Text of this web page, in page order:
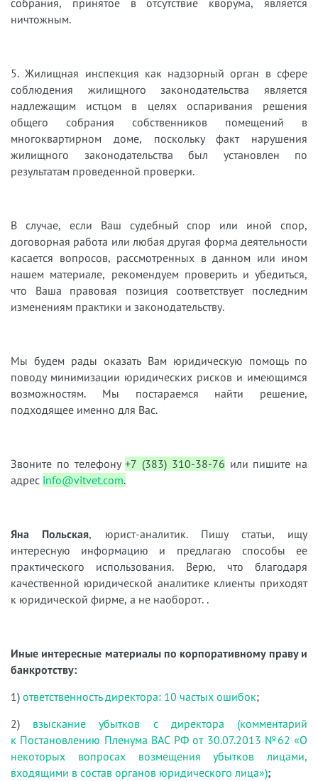
собрания, принятое в отсутствие кворума, является
ничтожным.
5. Жилищная инспекция как надзорный орган в сфере
соблюдения жилищного законодательства является
надлежащим истцом в целях оспаривания решения
общего собрания собственников помещений в
многоквартирном доме, поскольку факт нарушения
жилищного законодательства был установлен по
результатам проведенной проверки.
В случае, если Ваш судебный спор или иной спор,
договорная работа или любая другая форма деятельности
касается вопросов, рассмотренных в данном или ином
нашем материале, рекомендуем проверить и убедиться,
что Ваша правовая позиция соответствует последним
изменениям практики и законодательству.
Мы будем рады оказать Вам юридическую помощь по
поводу минимизации юридических рисков и имеющимся
возможностям. Мы постараемся найти решение,
подходящее именно для Вас.
Звоните по телефону+7 (383) 310-38-76 или пишите на
адрес info@vitvet.com.
Яна Польская, юрист-аналитик. Пишу статьи, ищу
интересную информацию и предлагаю способы ее
практического использования. Верю, что благодаря
качественной юридической аналитике клиенты приходят
к юридической фирме, а не наоборот. .
Иные интересные материалы по корпоративному праву и
банкротству:
1) ответственность директора: 10 частых ошибок;
2) взыскание убытков с директора (комментарий
к Постановлению Пленума ВАС РФ от 30.07.2013 №62 «О
некоторых вопросах возмещения убытков лицами,
входящими в состав органов юридического лица»);